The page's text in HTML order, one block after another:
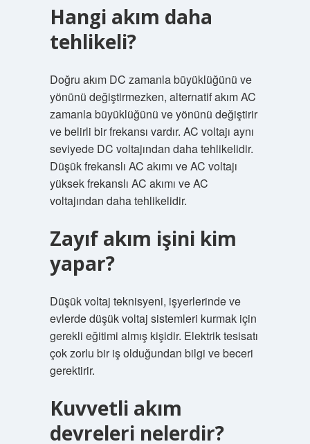
Hangi akım daha
tehlikeli?
Doğru akım DC zamanla büyüklüğünü ve
yönünü değiştirmezken, alternatif akım AC
zamanla büyüklüğünü ve yönünü değiştirir
ve belirli bir frekansı vardır. AC voltajı aynı
seviyede DC voltajından daha tehlikelidir.
Düşük frekanslı AC akımı ve AC voltajı
yüksek frekanslı AC akımı ve AC
voltajından daha tehlikelidir.
Zayıf akım işini kim
yapar?
Düşük voltaj teknisyeni, işyerlerinde ve
evlerde düşük voltaj sistemleri kurmak için
gerekli eğitimi almış kişidir. Elektrik tesisatı
çok zorlu bir iş olduğundan bilgi ve beceri
gerektirir.
Kuvvetli akım
devreleri nelerdir?